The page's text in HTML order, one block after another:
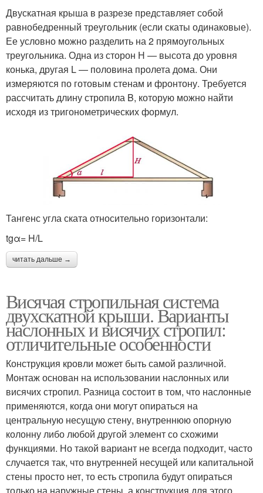
Двускатная крыша в разрезе представляет собой
равнобедренный треугольник (если скаты одинаковые).
Ее условно можно разделить на 2 прямоугольных
треугольника. Одна из сторон Н — высота до уровня
конька, другая L — половина пролета дома. Они
измеряются по готовым стенам и фронтону. Требуется
рассчитать длину стропила B, которую можно найти
исходя из тригонометрических формул.
Тангенс угла ската относительно горизонтали:
tgα= H/L
читать дальше →
Висячая стропильная система
двухскатной крыши. Варианты
наслонных и висячих стропил:
отличительные особенности
Конструкция кровли может быть самой различной.
Монтаж основан на использовании наслонных или
висячих стропил. Разница состоит в том, что наслонные
применяются, когда они могут опираться на
центральную несущую стену, внутреннюю опорную
колонну либо любой другой элемент со схожими
функциями. Но такой вариант не всегда подходит, часто
случается так, что внутренней несущей или капитальной
стены просто нет, то есть стропила будут опираться
только на наружные стены, а конструкция для этого